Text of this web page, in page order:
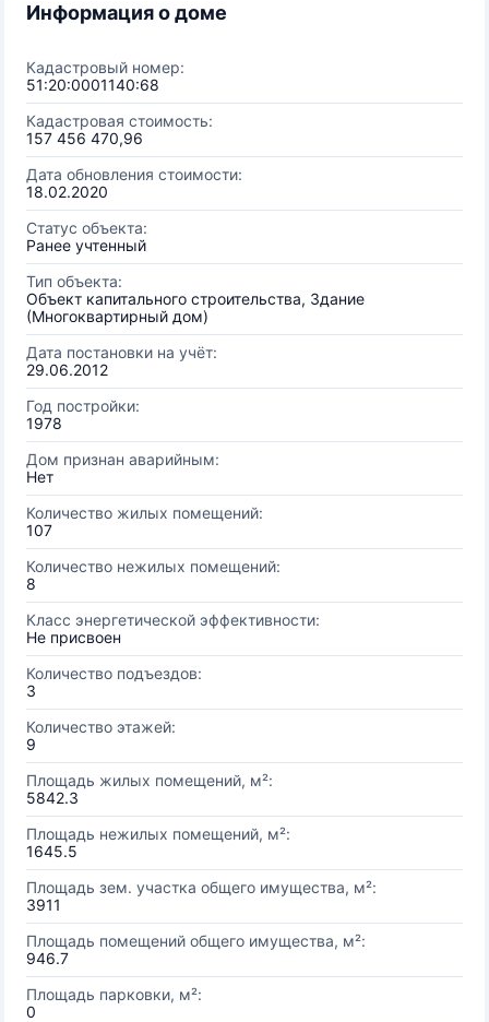
Информация о доме
Кадастровый номер:
51:20:0001140:68
Кадастровая стоимость:
157 456 470,96
Дата обновления стоимости:
18.02.2020
Статус объекта:
Ранее учтенный
Тип объекта:
Объект капитального строительства, Здание
(Многоквартирный дом)
Дата постановки на учёт:
29.06.2012
Год постройки:
1978
Дом признан аварийным:
Нет
Количество жилых помещений:
107
Количество нежилых помещений:
8
Класс энергетической эффективности:
Не присвоен
Количество подъездов:
3
Количество этажей:
9
Площадь жилых помещений, м²:
5842.3
Площадь нежилых помещений, м²:
1645.5
Площадь зем. участка общего имущества, м²:
3911
Площадь помещений общего имущества, м²:
946.7
Площадь парковки, м²:
0